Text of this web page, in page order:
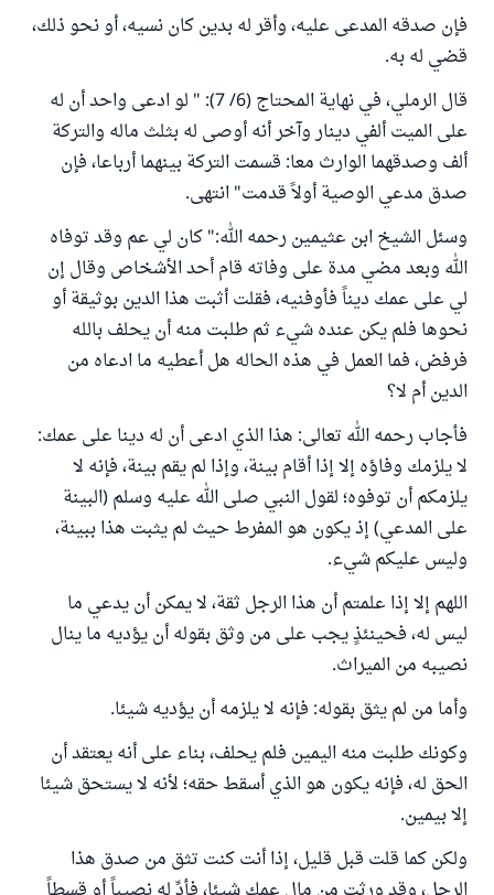
فإن صدقه المدعى عليه، وأقر له بدين كان نسيه، أو نحو ذلك،
قضي له به.
قال الرملي، في نهاية المحتاج (6/ 7): " لو ادعى واحد أن له
على الميت ألفي دينار وآخر أنه أوصى له بثلث ماله والتركة
ألف وصدقهما الوارث معا: قسمت التركة بينهما أرباعا، فإن
صدق مدعي الوصية أولاً قدمت" انتهى.
وسئل الشيخ ابن عثيمين رحمه الله:" كان لي عم وقد توفاه
الله وبعد مضي مدة على وفاته قام أحد الأشخاص وقال إن
لي على عمك ديناً فأوفنيه، فقلت أثبت هذا الدين بوثيقة أو
نحوها فلم يكن عنده شيء ثم طلبت منه أن يحلف بالله
فرفض، فما العمل في هذه الحاله هل أعطيه ما ادعاه من
الدين أم لا؟
فأجاب رحمه الله تعالى: هذا الذي ادعى أن له دينا على عمك:
لا يلزمك وفاؤه إلا إذا أقام بينة، وإذا لم يقم بينة، فإنه لا
يلزمكم أن توفوه؛ لقول النبي صلى الله عليه وسلم (البينة
على المدعي) إذ يكون هو المفرط حيث لم يثبت هذا ببينة،
وليس عليكم شيء.
اللهم إلا إذا علمتم أن هذا الرجل ثقة، لا يمكن أن يدعي ما
ليس له، فحينئذٍ يجب على من وثق بقوله أن يؤديه ما ينال
نصيبه من الميراث.
وأما من لم يثق بقوله: فإنه لا يلزمه أن يؤديه شيئا.
وكونك طلبت منه اليمين فلم يحلف، بناء على أنه يعتقد أن
الحق له، فإنه يكون هو الذي أسقط حقه؛ لأنه لا يستحق شيئا
إلا بيمين.
ولكن كما قلت قبل قليل، إذا أنت كنت تثق من صدق هذا